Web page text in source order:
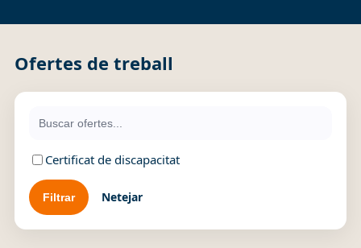
Ofertes de treball
Certificat de discapacitat
Netejar